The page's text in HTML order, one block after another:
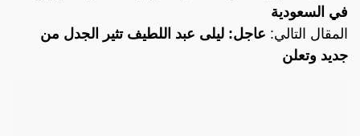
في السعودية
المقال التالي: عاجل: ليلى عبد اللطيف تثير الجدل من
جديد وتعلن